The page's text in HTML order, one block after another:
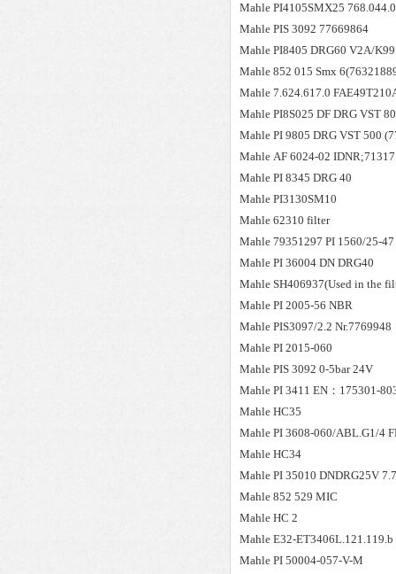
Mahle PI4105SMX25 768.044.0
Mahle PIS 3092 77669864
Mahle PI8405 DRG60 V2A/
Mahle 852 015 Smx
Mahle 7.624.617.0
Mahle PI8S025 DF DRG VST
Mahle PI 9805 DRG VST 500
Mahle AF 6024-02
Mahle PI 8345 DRG 40
Mahle PI3130SM10
Mahle 62310 filter
Mahle 79351297 PI 1560/25-47
Mahle PI 36004 DN DRG40
Mahle SH406937(Used in the
Mahle PI 2005-56 NBR
Mahle PIS3097/2.2 Nr.7769948
Mahle PI 2015-060
Mahle PIS 3092 0-5bar 24V
Mahle PI 3411 EN：175301-
Mahle HC35
Mahle PI 3608-060/ABL.G1/4
Mahle HC34
Mahle PI 35010 DNDRG25V
Mahle 852 529 MIC
Mahle HC 2
Mahle E32-ET3406L.121.119.b
Mahle PI 50004-057-V-M